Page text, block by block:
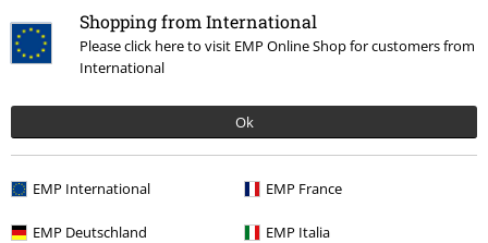
Shopping from International
Please click here to visit EMP Online Shop for customers from
International
Ok
EMP International EMP France
EMP Deutschland EMP Italia
Zespoły Media Winyl
Rock